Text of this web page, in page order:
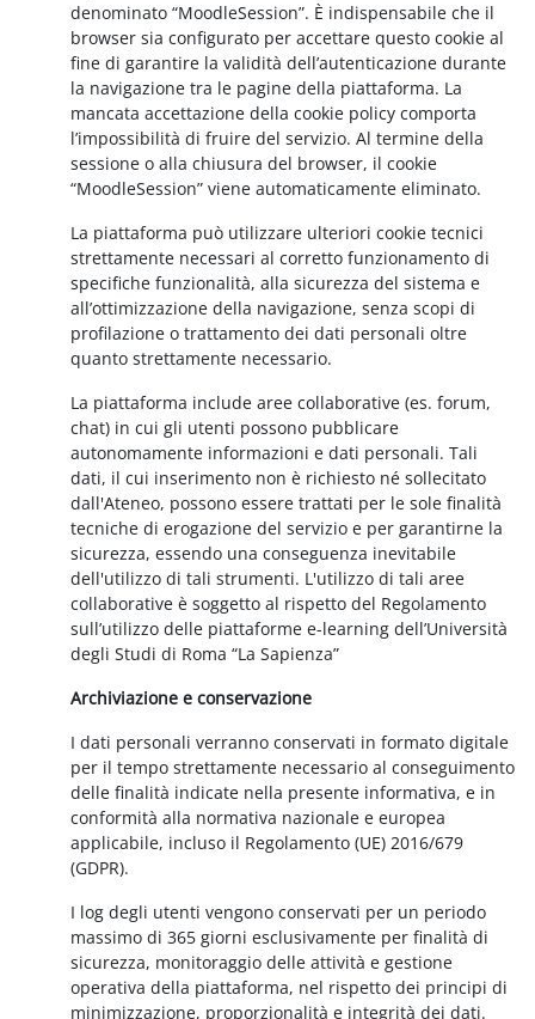
denominato “MoodleSession”. È indispensabile che il
browser sia configurato per accettare questo cookie al
fine di garantire la validità dell’autenticazione durante
la navigazione tra le pagine della piattaforma. La
mancata accettazione della cookie policy comporta
l’impossibilità di fruire del servizio. Al termine della
sessione o alla chiusura del browser, il cookie
“MoodleSession” viene automaticamente eliminato.
La piattaforma può utilizzare ulteriori cookie tecnici
strettamente necessari al corretto funzionamento di
specifiche funzionalità, alla sicurezza del sistema e
all’ottimizzazione della navigazione, senza scopi di
profilazione o trattamento dei dati personali oltre
quanto strettamente necessario.
La piattaforma include aree collaborative (es. forum,
chat) in cui gli utenti possono pubblicare
autonomamente informazioni e dati personali. Tali
dati, il cui inserimento non è richiesto né sollecitato
dall'Ateneo, possono essere trattati per le sole finalità
tecniche di erogazione del servizio e per garantirne la
sicurezza, essendo una conseguenza inevitabile
dell'utilizzo di tali strumenti. L'utilizzo di tali aree
collaborative è soggetto al rispetto del Regolamento
sull’utilizzo delle piattaforme e-learning dell’Università
degli Studi di Roma “La Sapienza”
Archiviazione e conservazione
I dati personali verranno conservati in formato digitale
per il tempo strettamente necessario al conseguimento
delle finalità indicate nella presente informativa, e in
conformità alla normativa nazionale e europea
applicabile, incluso il Regolamento (UE) 2016/679
(GDPR).
I log degli utenti vengono conservati per un periodo
massimo di 365 giorni esclusivamente per finalità di
sicurezza, monitoraggio delle attività e gestione
operativa della piattaforma, nel rispetto dei principi di
minimizzazione, proporzionalità e integrità dei dati.